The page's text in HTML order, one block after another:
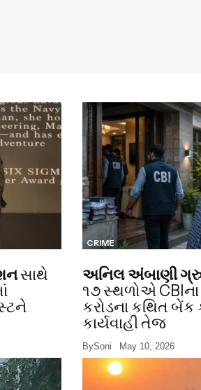
સાથે
CRIME
અનિલ અંબાણી
૧૭ સ્થળોએ CBIના
કરોડના કથિત બેંક
કાર્યવાહી તેજ
BySoni May 10, 2026